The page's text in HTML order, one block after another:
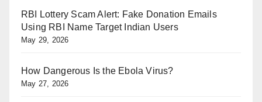
RBI Lottery Scam Alert: Fake Donation Emails
Using RBI Name Target Indian Users
May 29, 2026
How Dangerous Is the Ebola Virus?
May 27, 2026